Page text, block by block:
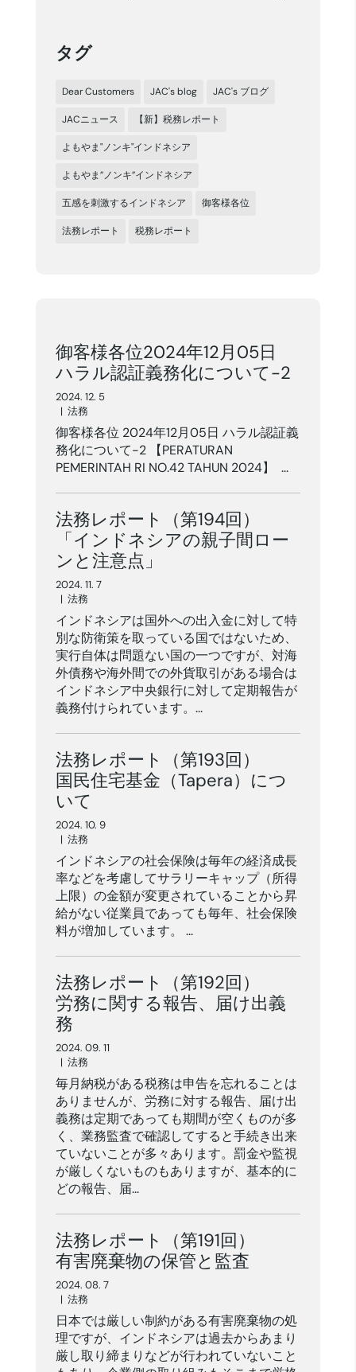
タグ
Dear Customers JAC's blog JAC's ブログ
JACニュース 【新】税務レポート
よもやま"ノンキ"インドネシア
よもやま”ノンキ”インドネシア
五感を刺激するインドネシア 御客様各位
法務レポート 税務レポート
御客様各位2024年12月05日
ハラル認証義務化について-2
2024. 12. 5
| 法務
御客様各位 2024年12月05日 ハラル認証義
務化について-2 【PERATURAN
PEMERINTAH RI NO.42 TAHUN 2024】 ...
法務レポート（第194回）
「インドネシアの親子間ロー
ンと注意点」
2024. 11. 7
| 法務
インドネシアは国外への出入金に対して特
別な防衛策を取っている国ではないため、
実行自体は問題ない国の一つですが、対海
外債務や海外間での外貨取引がある場合は
インドネシア中央銀行に対して定期報告が
義務付けられています。...
法務レポート（第193回）
国民住宅基金（Tapera）につ
いて
2024. 10. 9
| 法務
インドネシアの社会保険は毎年の経済成長
率などを考慮してサラリーキャップ（所得
上限）の金額が変更されていることから昇
給がない従業員であっても毎年、社会保険
料が増加しています。 ...
法務レポート（第192回）
労務に関する報告、届け出義
務
2024. 09. 11
| 法務
毎月納税がある税務は申告を忘れることは
ありませんが、労務に対する報告、届け出
義務は定期であっても期間が空くものが多
く、業務監査で確認してすると手続き出来
ていないことが多々あります。罰金や監視
が厳しくないものもありますが、基本的に
どの報告、届...
法務レポート（第191回）
有害廃棄物の保管と監査
2024. 08. 7
| 法務
日本では厳しい制約がある有害廃棄物の処
理ですが、インドネシアは過去からあまり
厳し取り締まりなどが行われていないこと